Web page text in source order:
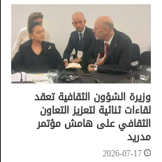
وزيرة الشؤون الثقافية تعقد
لقاءات ثنائية لتعزيز التعاون
الثقافي على هامش مؤتمر
مدريد
2026-07-17